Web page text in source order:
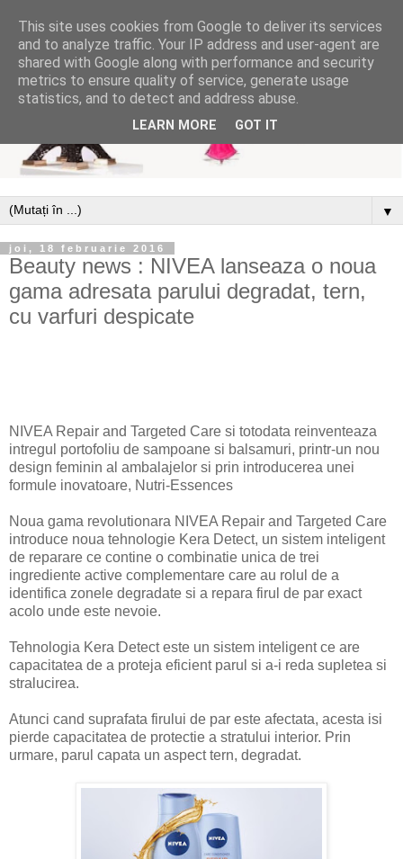
▼
joi, 18 februarie 2016
Beauty news : NIVEA lanseaza o noua
gama adresata parului degradat, tern,
cu varfuri despicate
NIVEA Repair and Targeted Care si totodata reinventeaza
intregul portofoliu de sampoane si balsamuri, printr-un nou
design feminin al ambalajelor si prin introducerea unei
formule inovatoare, Nutri-Essences
Noua gama revolutionara NIVEA Repair and Targeted Care
introduce noua tehnologie Kera Detect, un sistem inteligent
de reparare ce contine o combinatie unica de trei
ingrediente active complementare care au rolul de a
identifica zonele degradate si a repara firul de par exact
acolo unde este nevoie.
Tehnologia Kera Detect este un sistem inteligent ce are
capacitatea de a proteja eficient parul si a-i reda supletea si
stralucirea.
Atunci cand suprafata firului de par este afectata, acesta isi
pierde capacitatea de protectie a stratului interior. Prin
urmare, parul capata un aspect tern, degradat.
This site uses cookies from Google to deliver its services
and to analyze traffic. Your IP address and user-agent are
shared with Google along with performance and security
metrics to ensure quality of service, generate usage
statistics, and to detect and address abuse.
LEARN MORE GOT IT